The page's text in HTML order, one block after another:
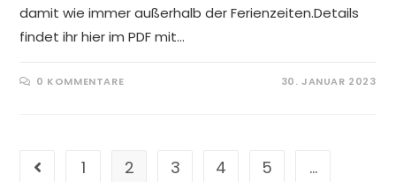
damit wie immer außerhalb der Ferienzeiten.Details
findet ihr hier im PDF mit…
0 KOMMENTARE 30. JANUAR 2023
1 2 3 4 5
…